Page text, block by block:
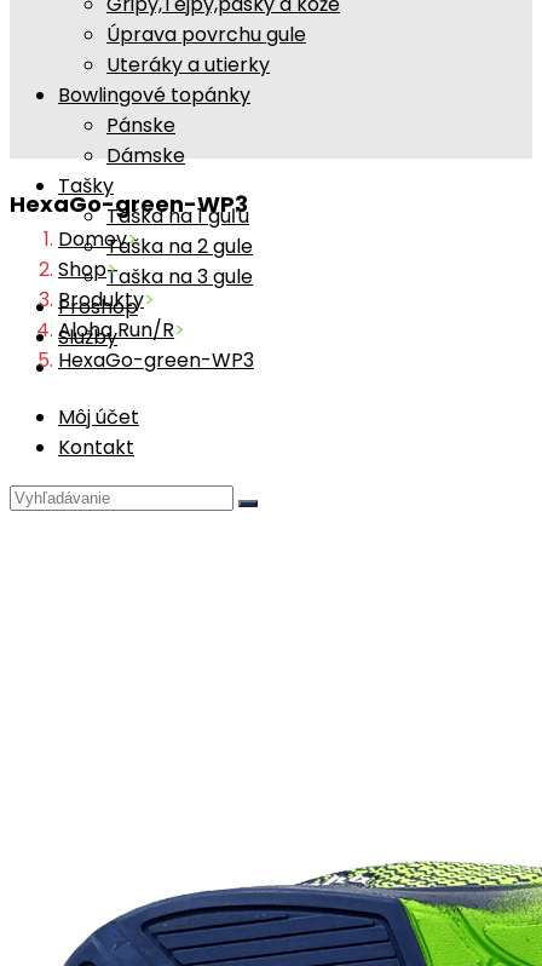
Úprava povrchu gule
Uteráky a utierky
Bowlingové topánky
Pánske
Dámske
Tašky
Taška na 1 guľu
Taška na 2 gule
Taška na 3 gule
Proshop
Služby
Môj účet
Kontakt
HexaGo-green-WP3
Domov>
Shop>
Produkty>
Aloha Run/R>
HexaGo-green-WP3